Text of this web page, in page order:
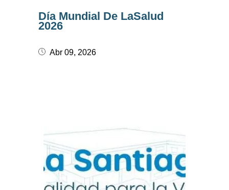
Día Mundial De LaSalud
2026
Abr 09, 2026